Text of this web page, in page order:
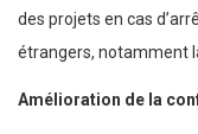
des projets en cas
étrangers, notamment
Amélioration de la